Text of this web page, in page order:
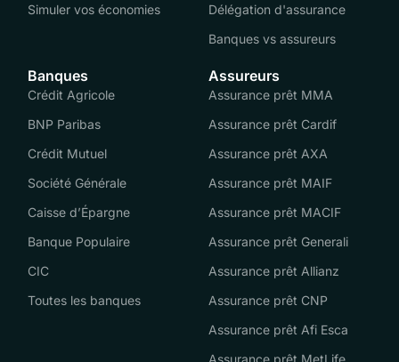
Simuler vos économies
Délégation d'assurance
Banques vs assureurs
Banques
Crédit Agricole
BNP Paribas
Crédit Mutuel
Société Générale
Caisse d’Épargne
Banque Populaire
CIC
Toutes les banques
Assureurs
Assurance prêt MMA
Assurance prêt Cardif
Assurance prêt AXA
Assurance prêt MAIF
Assurance prêt MACIF
Assurance prêt Generali
Assurance prêt Allianz
Assurance prêt CNP
Assurance prêt Afi Esca
Assurance prêt MetLife